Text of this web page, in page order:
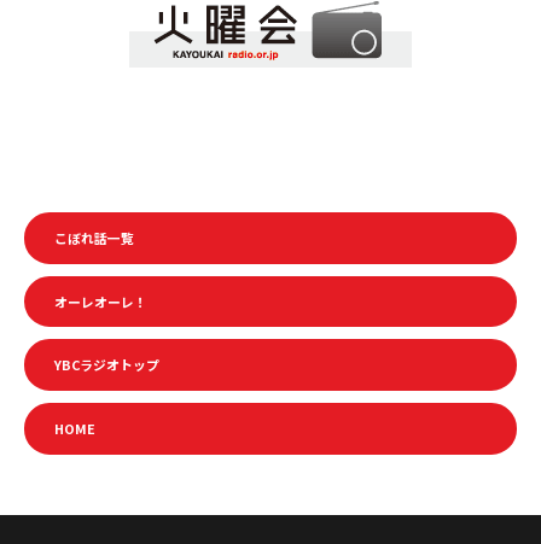
こぼれ話一覧
オーレオーレ！
YBCラジオトップ
HOME